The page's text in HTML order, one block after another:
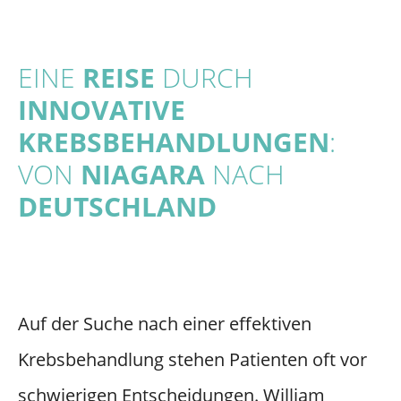
EINE REISE DURCH
INNOVATIVE
KREBSBEHANDLUNGEN:
VON NIAGARA NACH
DEUTSCHLAND
Auf der Suche nach einer effektiven
Krebsbehandlung stehen Patienten oft vor
schwierigen Entscheidungen. William